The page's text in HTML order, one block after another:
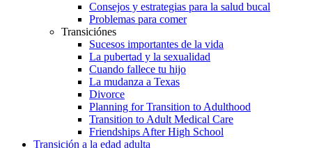
Consejos y estrategias para la salud bucal
Problemas para comer
Transiciónes
Sucesos importantes de la vida
La pubertad y la sexualidad
Cuando fallece tu hijo
La mudanza a Texas
Divorce
Planning for Transition to Adulthood
Transition to Adult Medical Care
Friendships After High School
Transición a la edad adulta